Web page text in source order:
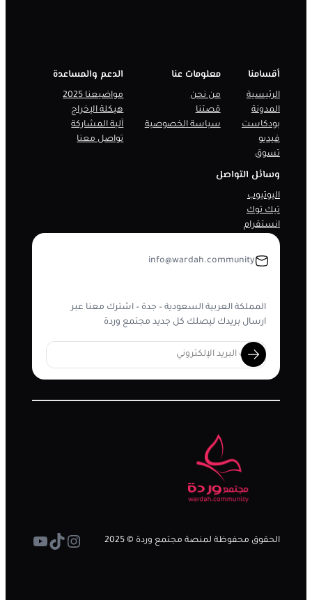
أقسامنا
الرئيسية
المدونة
بودكاست
فيديو
تسوق
معلومات عنا
من نحن
قصتنا
سياسة الخصوصية
الدعم والمساعدة
مواضيعنا 2025
هيكلة الإخراج
آلية المشاركة
تواصل معنا
وسائل التواصل
اليوتيوب
تيك توك
انستقرام
info@wardah.community
المملكة العربية السعودية – جدة – اشترك معنا عبر
ارسال بريدك ليصلك كل جديد مجتمع وردة
الحقوق محفوظة لمنصة مجتمع وردة © 2025 إنستجرام
تيك توكيوتيوب